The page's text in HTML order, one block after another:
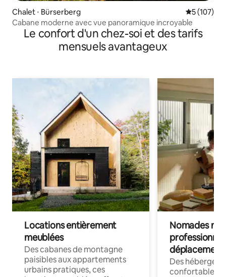
Chalet ⋅ Bürserberg Évaluation
5 (107)
Cabane moderne avec vue panoramique incroyable
Le confort d'un chez-soi et des tarifs
mensuels avantageux
Locations entièrement
meublées
Des cabanes de montagne
paisibles aux appartements
urbains pratiques, ces
Nomades
déplacement
Des
confortables